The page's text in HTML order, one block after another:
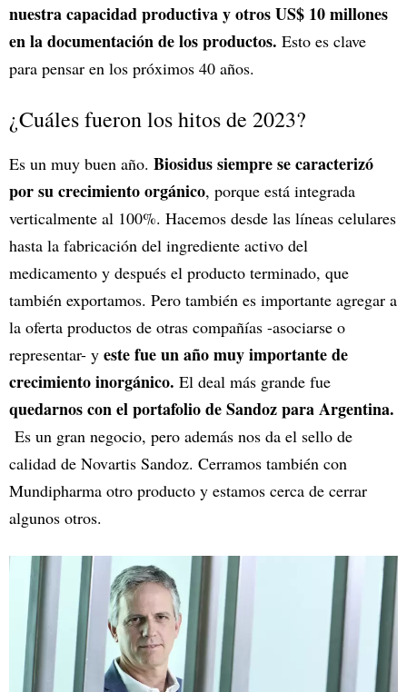
nuestra capacidad productiva y otros US$ 10 millones
en la documentación de los productos. Esto es clave
para pensar en los próximos 40 años.
¿Cuáles fueron los hitos de 2023?
Es un muy buen año. Biosidus siempre se caracterizó
por su crecimiento orgánico, porque está integrada
verticalmente al 100%. Hacemos desde las líneas celulares
hasta la fabricación del ingrediente activo del
medicamento y después el producto terminado, que
también exportamos. Pero también es importante agregar a
la oferta productos de otras compañías -asociarse o
representar- y este fue un año muy importante de
crecimiento inorgánico. El deal más grande fue
quedarnos con el portafolio de Sandoz para Argentina.
Es un gran negocio, pero además nos da el sello de
calidad de Novartis Sandoz. Cerramos también con
Mundipharma otro producto y estamos cerca de cerrar
algunos otros.